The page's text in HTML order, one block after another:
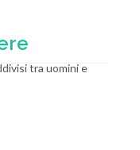
tra uomini e